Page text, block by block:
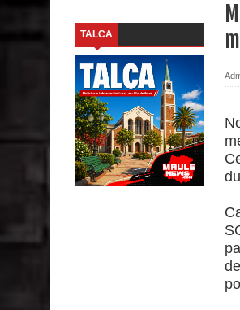
INDAP entregó $189
Municipalidad de
Colegio El Boldo
Municipalidad de
Se activa Código Azul
Dos internos
TALCA